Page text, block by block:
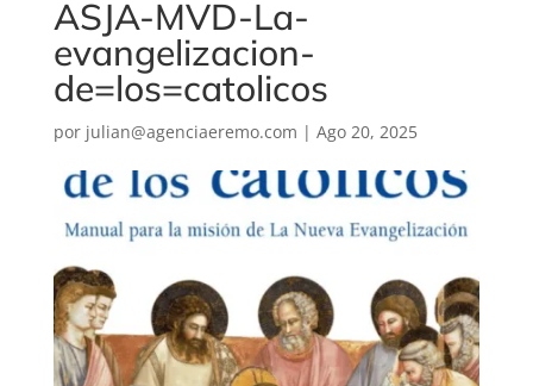
ASJA-MVD-La-
evangelizacion-
de=los=catolicos
por julian@agenciaeremo.com | Ago 20, 2025